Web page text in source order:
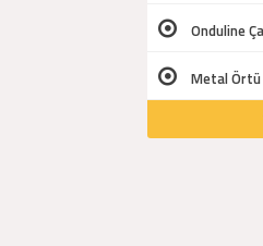
Onduline
Metal Örtü